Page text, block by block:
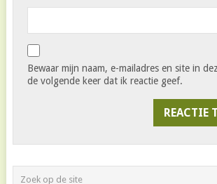
Bewaar mijn naam, e-mailadres en site in
de volgende keer dat ik reactie geef.